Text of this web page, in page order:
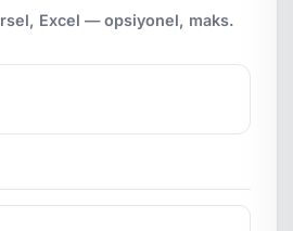
Excel — opsiyonel, maks.